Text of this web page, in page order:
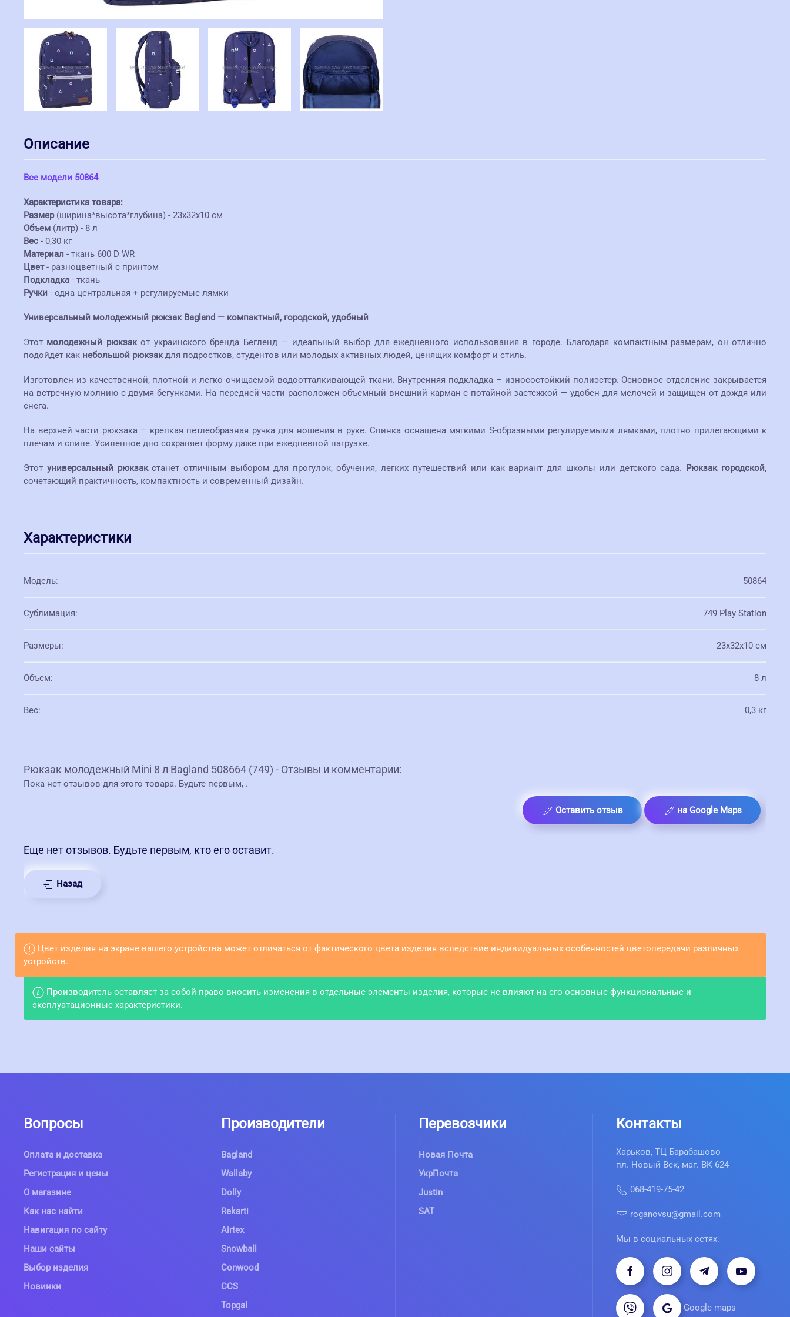
Описание
Все модели 50864
Характеристика товара:
Размер(ширина*высота*глубина) - 23х32х10 см
Объем (литр) - 8 л
Вес - 0,30 кг
Материал - ткань 600 D WR
Цвет- разноцветный с принтом
Подкладка - ткань
Ручки - одна центральная + регулируемые лямки
Универсальный молодежный рюкзак Bagland — компактный, городской, удобный
Этот молодежный рюкзакот украинского бренда Бегленд — идеальный выбор для ежедневного использования в городе. Благодаря компактным размерам, он отлично
подойдет как небольшой рюкзакдля подростков, студентов или молодых активных людей, ценящих комфорт и стиль.
Изготовлен из качественной, плотной и легко очищаемой водоотталкивающей ткани. Внутренняя подкладка – износостойкий полиэстер. Основное отделение закрывается
на встречную молнию с двумя бегунками. На передней части расположен объемный внешний карман с потайной застежкой — удобен для мелочей и защищен от дождя или
снега.
На верхней части рюкзака – крепкая петлеобразная ручка для ношения в руке. Спинка оснащена мягкими S-образными регулируемыми лямками, плотно прилегающими к
плечам и спине. Усиленное дно сохраняет форму даже при ежедневной нагрузке.
Этот универсальный рюкзакстанет отличным выбором для прогулок, обучения, легких путешествий или как вариант для школы или детского сада. Рюкзак городской,
сочетающий практичность, компактность и современный дизайн.
Характеристики
Модель: 50864
Сублимация: 749 Play Station
Размеры: 23х32х10 см
Объем: 8 л
Вес: 0,3 кг
Рюкзак молодежный Mini 8 л Bagland 508664 (749) - Отзывы и комментарии:
Пока нет отзывов для этого товара. Будьте первым, .
Оставить отзыв на Google Maps
Еще нет отзывов. Будьте первым, кто его оставит.
Назад
Цвет изделия на экране вашего устройства может отличаться от фактического цвета изделия вследствие индивидуальных особенностей цветопередачи различных
устройств.
Производитель оставляет за собой право вносить изменения в отдельные элементы изделия, которые не влияют на его основные функциональные и
эксплуатационные характеристики.
Вопросы
Оплата и доставка
Регистрация и цены
О магазине
Как нас найти
Навигация по сайту
Наши сайты
Выбор изделия
Новинки
Производители
Bagland
Wallaby
Dolly
Rekarti
Airtex
Snowball
Conwood
CCS
Topgal
Перевозчики
Новая Почта
УкрПочта
Justin
SAT
Контакты
Харьков, ТЦ Барабашово
пл. Новый Век, маг. ВК 624
068-419-75-42
roganovsu@gmail.com
Мы в социальных сетях:
Google maps